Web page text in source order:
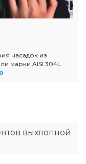
насадок из
марки AISI 304L
выхлопной